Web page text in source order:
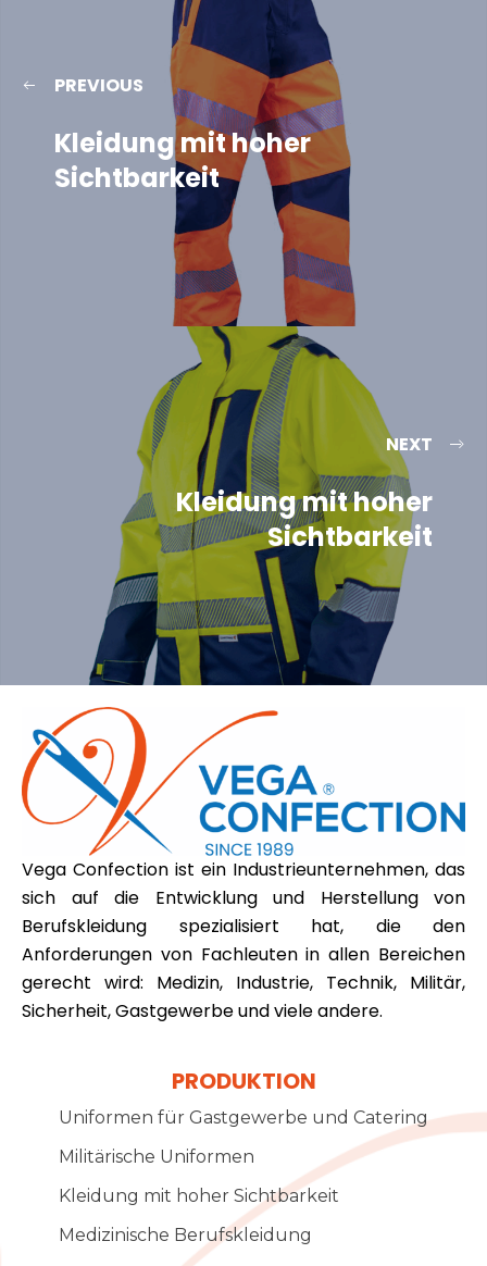
PREVIOUS
Kleidung mit hoher
Sichtbarkeit
NEXT
Kleidung mit hoher
Sichtbarkeit
Vega Confection ist ein Industrieunternehmen, das
sich auf die Entwicklung und Herstellung von
Berufskleidung spezialisiert hat, die den
Anforderungen von Fachleuten in allen Bereichen
gerecht wird: Medizin, Industrie, Technik, Militär,
Sicherheit, Gastgewerbe und viele andere.
PRODUKTION
Uniformen für Gastgewerbe und Catering
Militärische Uniformen
Kleidung mit hoher Sichtbarkeit
Medizinische Berufskleidung